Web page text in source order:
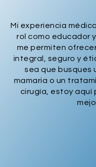
Mi experiencia
rol como educador
me permiten
integral, seguro y
sea que busques
mamaria o un
cirugía, estoy aquí